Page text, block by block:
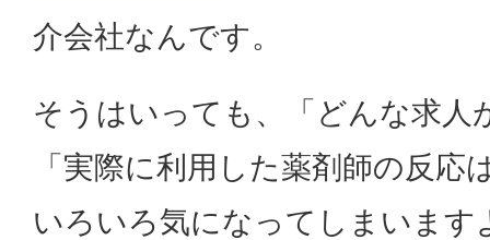
介会社なんです。
そうはいっても、「どんな求人
「実際に利用した薬剤師の反応
いろいろ気になってしまいます